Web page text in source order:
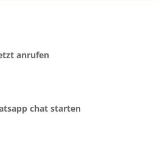
anrufen
chat starten